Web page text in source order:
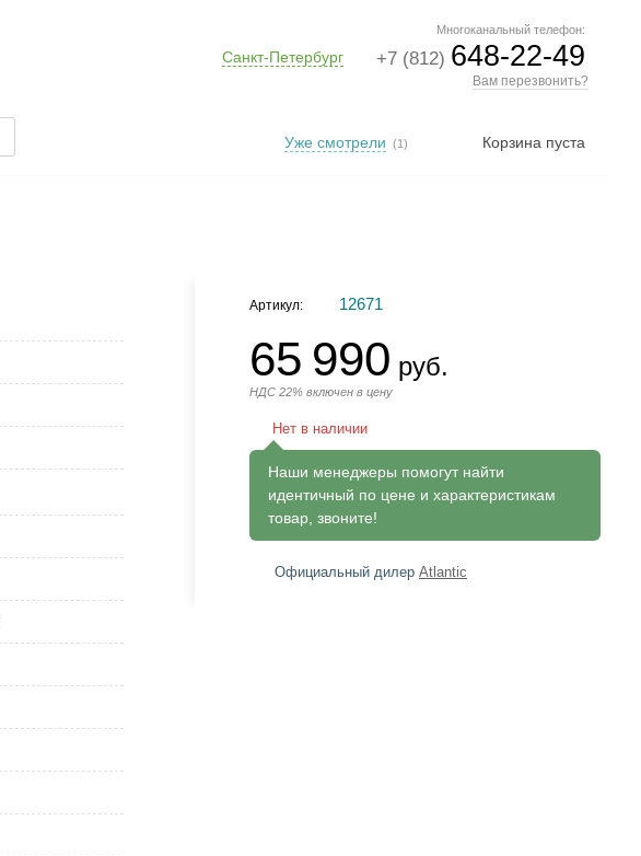
Многоканальный телефон:
+7 (812) 648-22-49
Вам перезвонить?
Санкт-Петербург
Корзина пуста
Уже смотрели (1)
Артикул: 12671
65 990 руб.
НДС 22% включен в цену
Нет в наличии
Наши менеджеры помогут найти
идентичный по цене и характеристикам
товар, звоните!
Официальный дилер Atlantic